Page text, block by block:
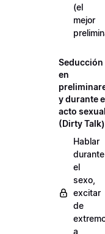
(el
mejor
Seducción
en
y durante
acto
(Dirty Talk)
Hablar
durante
el
sexo,
excitar
de
a